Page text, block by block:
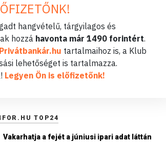
hangvételű, tárgyilagos és
hozzá havonta már 1490 forintért.
Privátbankár.hu tartalmaihoz is, a Klub
lehetőséget is tartalmazza.
Legyen Ön is előfizetőnk!
TOP24
Vakarhatja a fejét a júniusi ipari adat láttán